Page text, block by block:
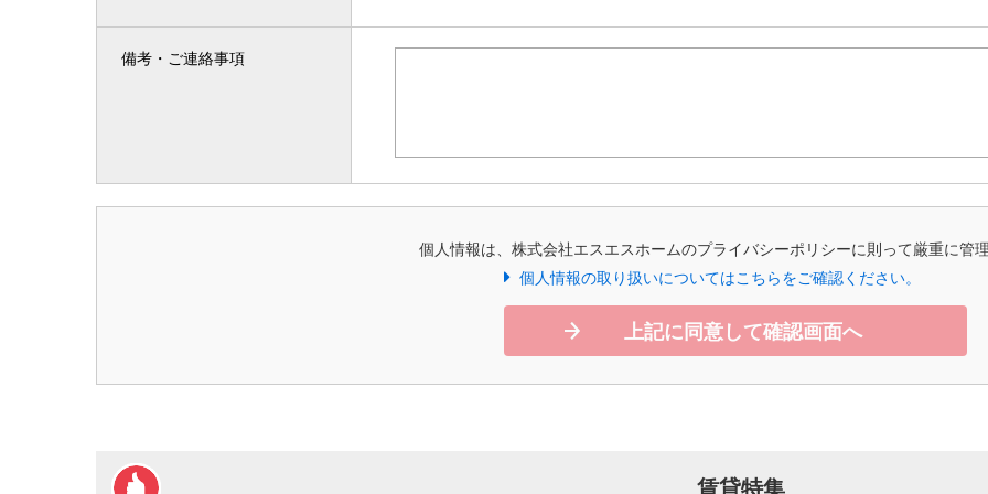
備考・ご連絡事項
個人情報は、株式会社エスエスホームのプライバシーポリシーに則って厳重に管理
個人情報の取り扱いについてはこちらをご確認ください。
上記に同意して確認画面へ
賃貸特集